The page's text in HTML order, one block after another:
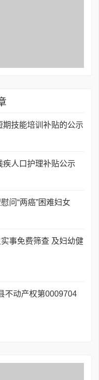
技能培训补贴的公示
人口护理补贴公示
问“两癌”困难妇女
事免费筛查 及妇幼健
不动产权第0009704